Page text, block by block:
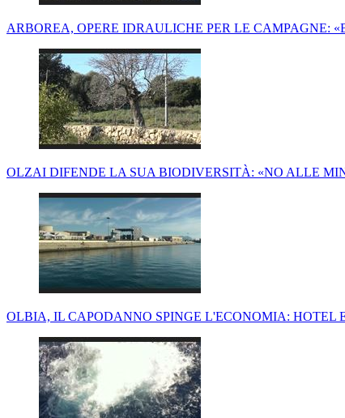
ARBOREA, OPERE IDRAULICHE PER LE CAMPAGNE:
OLZAI DIFENDE LA SUA BIODIVERSITÀ: «NO ALLE
OLBIA, IL CAPODANNO SPINGE L'ECONOMIA: HOTEL